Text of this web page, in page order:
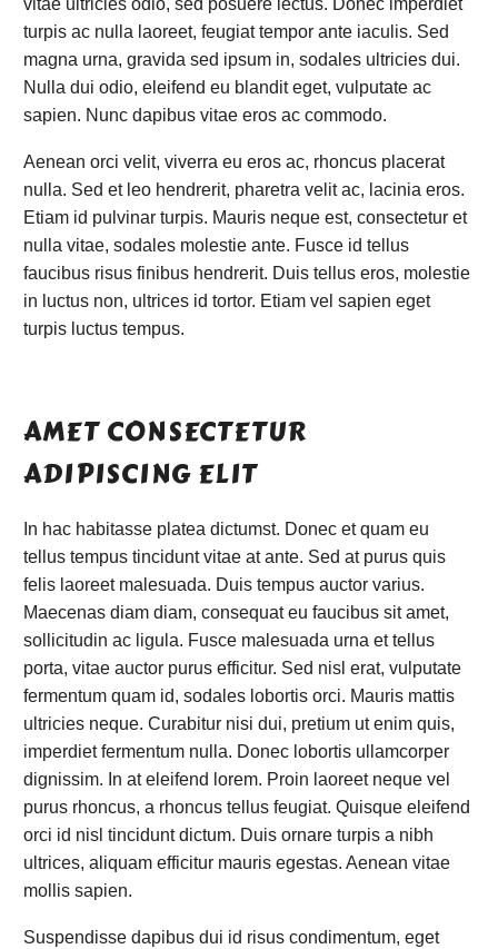
turpis ac nulla laoreet, feugiat tempor ante iaculis. Sed
magna urna, gravida sed ipsum in, sodales ultricies dui.
Nulla dui odio, eleifend eu blandit eget, vulputate ac
sapien. Nunc dapibus vitae eros ac commodo.
Aenean orci velit, viverra eu eros ac, rhoncus placerat
nulla. Sed et leo hendrerit, pharetra velit ac, lacinia eros.
Etiam id pulvinar turpis. Mauris neque est, consectetur et
nulla vitae, sodales molestie ante. Fusce id tellus
faucibus risus finibus hendrerit. Duis tellus eros, molestie
in luctus non, ultrices id tortor. Etiam vel sapien eget
turpis luctus tempus.
AMET CONSECTETUR
ADIPISCING ELIT
In hac habitasse platea dictumst. Donec et quam eu
tellus tempus tincidunt vitae at ante. Sed at purus quis
felis laoreet malesuada. Duis tempus auctor varius.
Maecenas diam diam, consequat eu faucibus sit amet,
sollicitudin ac ligula. Fusce malesuada urna et tellus
porta, vitae auctor purus efficitur. Sed nisl erat, vulputate
fermentum quam id, sodales lobortis orci. Mauris mattis
ultricies neque. Curabitur nisi dui, pretium ut enim quis,
imperdiet fermentum nulla. Donec lobortis ullamcorper
dignissim. In at eleifend lorem. Proin laoreet neque vel
purus rhoncus, a rhoncus tellus feugiat. Quisque eleifend
orci id nisl tincidunt dictum. Duis ornare turpis a nibh
ultrices, aliquam efficitur mauris egestas. Aenean vitae
mollis sapien.
Suspendisse dapibus dui id risus condimentum, eget